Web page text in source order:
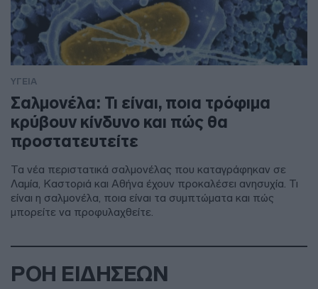
ΥΓΕΙΑ
Σαλμονέλα: Τι είναι, ποια τρόφιμα
κρύβουν κίνδυνο και πώς θα
προστατευτείτε
Τα νέα περιστατικά σαλμονέλας που καταγράφηκαν σε
Λαμία, Καστοριά και Αθήνα έχουν προκαλέσει ανησυχία. Τι
είναι η σαλμονέλα, ποια είναι τα συμπτώματα και πώς
μπορείτε να προφυλαχθείτε.
ΡΟΗ ΕΙΔΗΣΕΩΝ